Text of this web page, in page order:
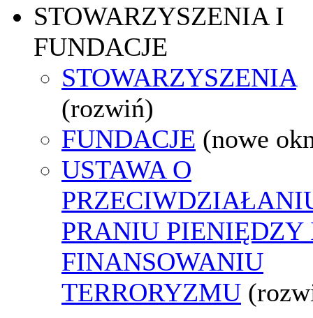
STOWARZYSZENIA I
FUNDACJE
STOWARZYSZENIA
(rozwiń)
FUNDACJE (nowe
USTAWA O
PRANIU PIENIĘDZY
FINANSOWANIU
TERRORYZMU